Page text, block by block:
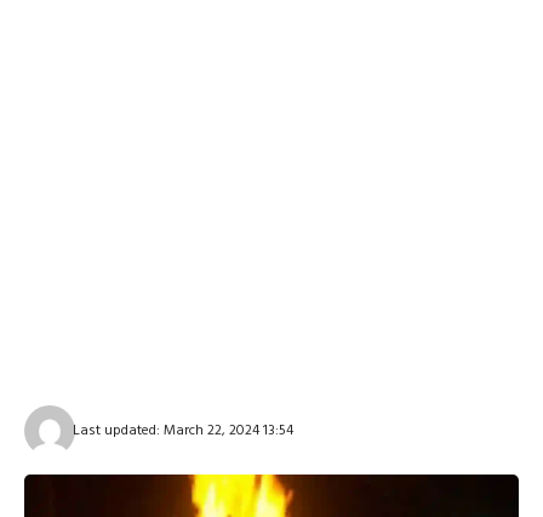
Last updated: March 22, 2024 13:54